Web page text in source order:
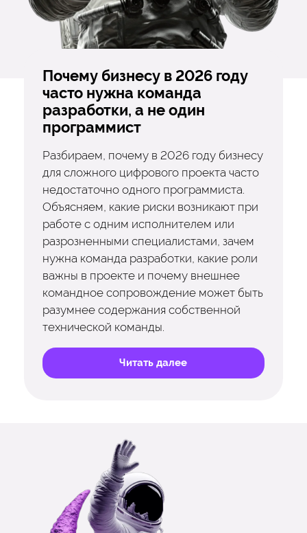
Почему бизнесу в 2026 году
часто нужна команда
разработки, а не один
программист
Разбираем, почему в 2026 году бизнесу
для сложного цифрового проекта часто
недостаточно одного программиста.
Объясняем, какие риски возникают при
работе с одним исполнителем или
разрозненными специалистами, зачем
нужна команда разработки, какие роли
важны в проекте и почему внешнее
командное сопровождение может быть
разумнее содержания собственной
технической команды.
Читать далее